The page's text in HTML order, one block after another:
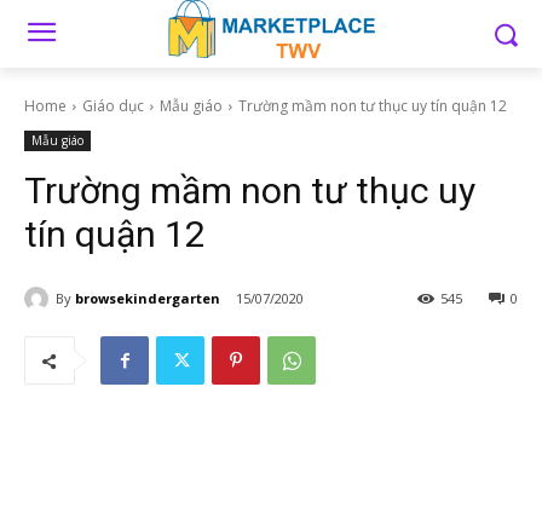
Home Giáo dục Mẫu giáo Trường mầm non tư thục uy tín quận 12
Mẫu giáo
Trường mầm non tư thục uy
tín quận 12
By browsekindergarten 15/07/2020 0
545